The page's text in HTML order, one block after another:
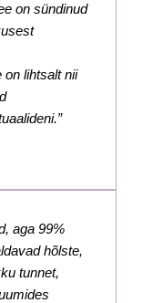
on sündinud
lihtsalt nii
aga 99%
hõlste,
tunnet,